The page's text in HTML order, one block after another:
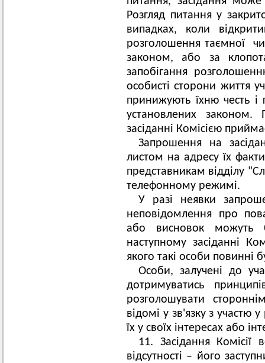
Розгляд питання у
випадках, коли
розголошення таємної
законом, або за
запобігання
особисті сторони життя
принижують їхню честь і
установлених
засіданні Комісією
Запрошення на
листом на адресу їх
представникам відділу
телефонному режимі.
У разі неявки
неповідомлення про
або висновок можуть
наступному засіданні
якого такі особи повинні
Особи, залучені до
дотримуватись
розголошувати
відомі у зв'язку з участю
їх у своїх інтересах або
11. Засідання Комісії
відсутності – його